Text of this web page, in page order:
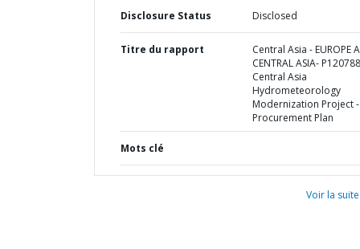
Disclosure Status Disclosed
Titre du rapport
Central Asia - EUROPE
CENTRAL ASIA-
Central Asia
Hydrometeorology
Modernization Project -
Procurement Plan
Mots clé
Voir la suite